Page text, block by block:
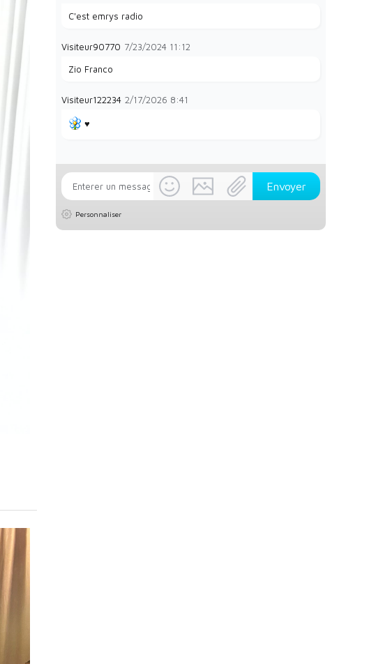
C'est emrys radio
Visiteur90770 7/23/2024 11:12
Zio Franco
Visiteur122234 2/17/2026 8:41
♥️
Personnaliser